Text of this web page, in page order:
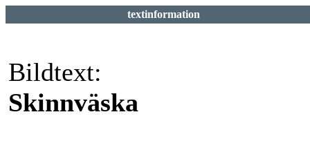
textinformation
Bildtext:
Skinnväska